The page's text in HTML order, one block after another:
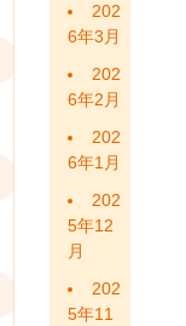
202
6年3月
202
6年2月
202
6年1月
202
5年12
月
202
5年11